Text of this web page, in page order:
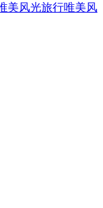
美风光旅行唯美风